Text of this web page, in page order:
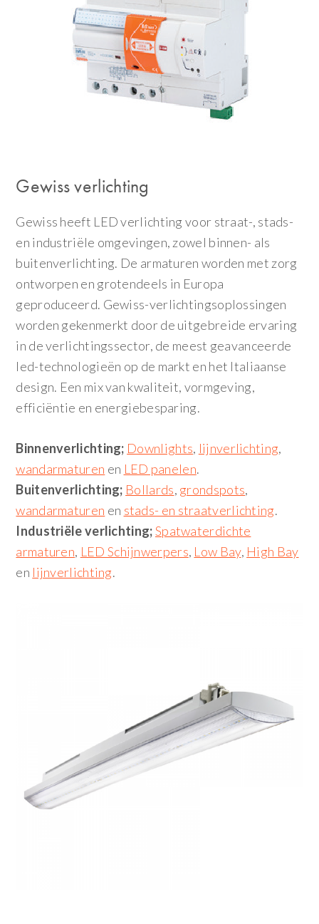
Gewiss verlichting
Gewiss heeft LED verlichting voor straat-, stads-
en industriële omgevingen, zowel binnen- als
buitenverlichting. De armaturen worden met zorg
ontworpen en grotendeels in Europa
geproduceerd. Gewiss-verlichtingsoplossingen
worden gekenmerkt door de uitgebreide ervaring
in de verlichtingssector, de meest geavanceerde
led-technologieën op de markt en het Italiaanse
design. Een mix van kwaliteit, vormgeving,
efficiëntie en energiebesparing.
Binnenverlichting; Downlights, lijnverlichting,
wandarmaturen en LED panelen.
Buitenverlichting; Bollards, grondspots,
wandarmaturen en stads- en straatverlichting.
Industriële verlichting;Spatwaterdichte
armaturen, LED Schijnwerpers, Low Bay, High Bay
en lijnverlichting.